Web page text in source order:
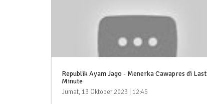
Republik Ayam Jago - Menerka Cawapres di Last
Minute
Jumat, 13 Oktober 2023 | 12:45